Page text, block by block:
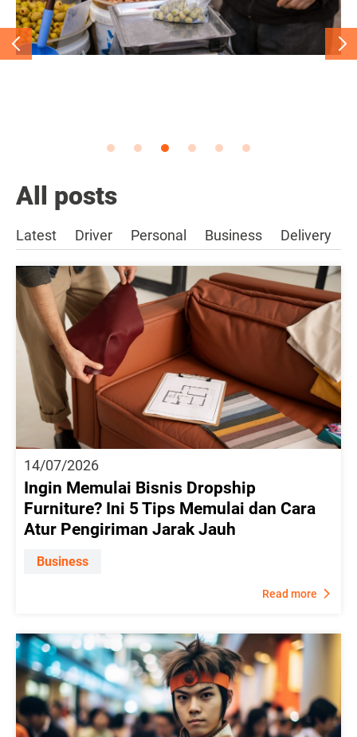
All posts
Latest Driver Personal Business Delivery
14/07/2026
Ingin Memulai Bisnis Dropship
Furniture? Ini 5 Tips Memulai dan Cara
Atur Pengiriman Jarak Jauh
Business
Read more